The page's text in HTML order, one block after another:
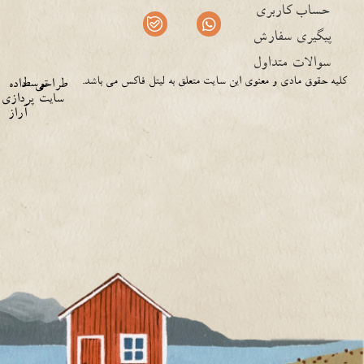
توضیحات تکمیلی
نظرات (0)
شبکه های اجتماعی
پردازی
آراز
سایت
کلیه حقوق مادی و معنوی این سایت متعلق به لیتل فاکس می باشد.